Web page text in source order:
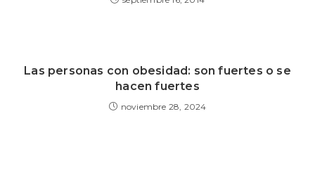
Las personas con obesidad: son fuertes o se
hacen fuertes
noviembre 28, 2024